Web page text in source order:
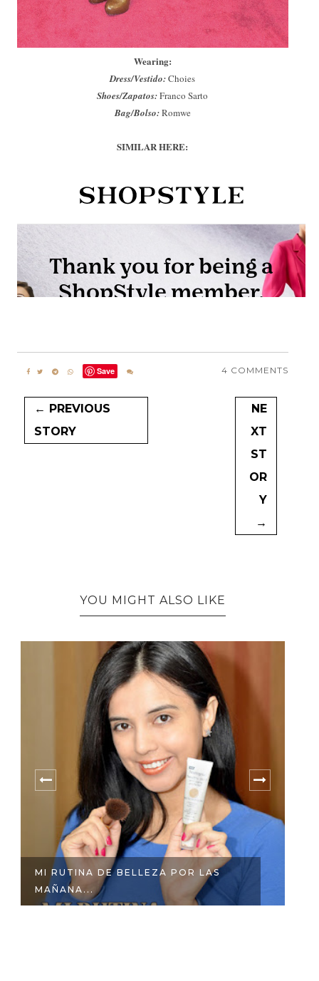
Wearing:
Dress/Vestido:Choies
Shoes/Zapatos:Franco Sarto
Bag/Bolso:Romwe
SIMILAR HERE:
4 COMMENTS
Save
← PREVIOUS
STORY
NE
XT
ST
OR
Y
→
YOU MIGHT ALSO LIKE
MI RUTINA DE BELLEZA POR LAS
MAÑANA...